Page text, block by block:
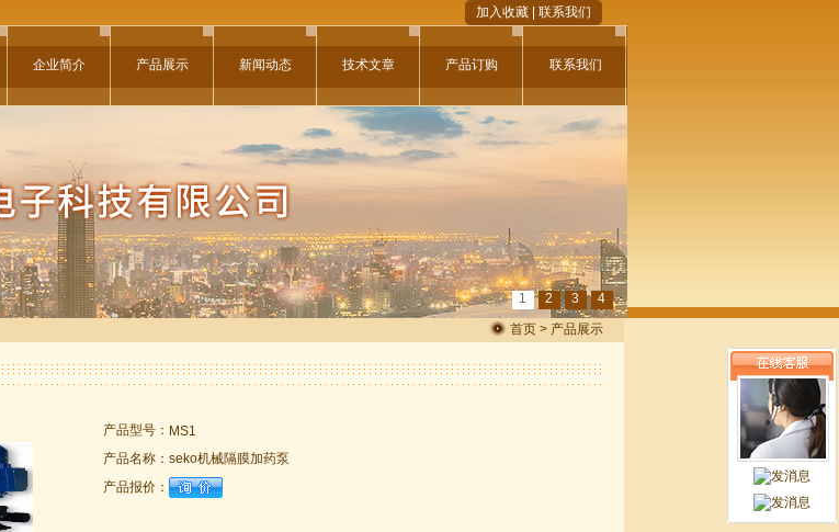
加入收藏 联系我们
企业简介 产品展示 新闻动态 技术文章 产品订购 联系我们
1 2 3 4
首页 > 产品展示
产品型号： MS1
产品名称： seko机械隔膜加药泵
产品报价：